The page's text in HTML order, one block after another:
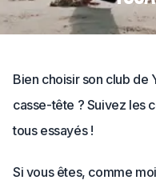
Bien choisir son club de
casse-tête ? Suivez les
tous essayés !
Si vous êtes, comme